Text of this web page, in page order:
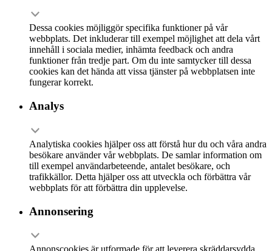
Dessa cookies möjliggör specifika funktioner på vår
webbplats. Det inkluderar till exempel möjlighet att dela vårt
innehåll i sociala medier, inhämta feedback och andra
funktioner från tredje part. Om du inte samtycker till dessa
cookies kan det hända att vissa tjänster på webbplatsen inte
fungerar korrekt.
Analys
Analytiska cookies hjälper oss att förstå hur du och våra andra
besökare använder vår webbplats. De samlar information om
till exempel användarbeteende, antalet besökare, och
trafikkällor. Detta hjälper oss att utveckla och förbättra vår
webbplats för att förbättra din upplevelse.
Annonsering